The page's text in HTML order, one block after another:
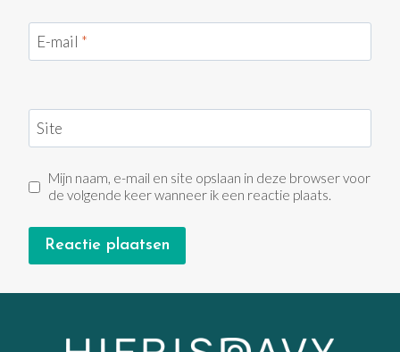
E-mail *
Site
Mijn naam, e-mail en site opslaan in deze browser voor
de volgende keer wanneer ik een reactie plaats.